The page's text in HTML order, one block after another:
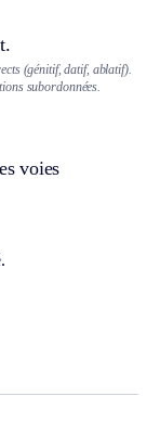
(génitif, datif, ablatif).
subordonnées.
voies